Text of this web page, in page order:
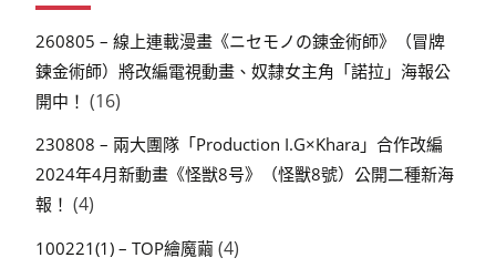
260805 – 線上連載漫畫《ニセモノの錬金術師》（冒牌
鍊金術師）將改編電視動畫、奴隸女主角「諾拉」海報公
開中！ (16)
230808 – 兩大團隊「Production I.G×Khara」合作改編
2024年4月新動畫《怪獣8号》（怪獸8號）公開二種新海
報！ (4)
100221(1) – TOP繪魔繭 (4)